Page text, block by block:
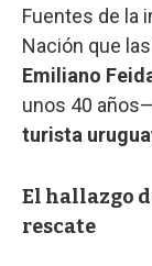
Fuentes de la
Nación que
Emiliano
unos 40
turista
El hallazgo
rescate